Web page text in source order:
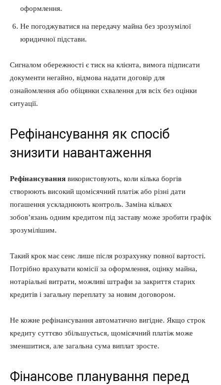
оформлення.
Не погоджуватися на передачу майна без зрозумілої
юридичної підстави.
Сигналом обережності є тиск на клієнта, вимога підписати
документи негайно, відмова надати договір для
ознайомлення або обіцянки схвалення для всіх без оцінки
ситуації.
Рефінансування як спосіб
знизити навантаження
Рефінансування використовують, коли кілька боргів
створюють високий щомісячний платіж або різні дати
погашення ускладнюють контроль. Заміна кількох
зобов’язань одним кредитом під заставу може зробити графік
зрозумілішим.
Такий крок має сенс лише після розрахунку повної вартості.
Потрібно врахувати комісії за оформлення, оцінку майна,
нотаріальні витрати, можливі штрафи за закриття старих
кредитів і загальну переплату за новим договором.
Не кожне рефінансування автоматично вигідне. Якщо строк
кредиту суттєво збільшується, щомісячний платіж може
зменшитися, але загальна сума виплат зросте.
Фінансове планування перед